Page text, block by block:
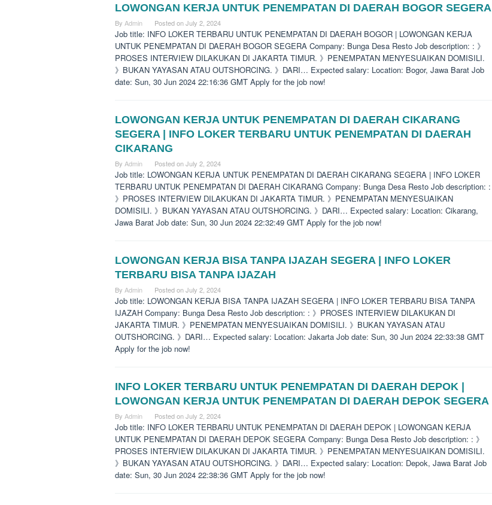
LOWONGAN KERJA UNTUK PENEMPATAN DI DAERAH BOGOR SEGERA
By Admin Posted onJuly 2, 2024
Job title: INFO LOKER TERBARU UNTUK PENEMPATAN DI DAERAH BOGOR | LOWONGAN KERJA
UNTUK PENEMPATAN DI DAERAH BOGOR SEGERA Company: Bunga Desa Resto Job description: : 》
PROSES INTERVIEW DILAKUKAN DI JAKARTA TIMUR. 》PENEMPATAN MENYESUAIKAN DOMISILI.
》BUKAN YAYASAN ATAU OUTSHORCING. 》DARI… Expected salary: Location: Bogor, Jawa Barat Job
date: Sun, 30 Jun 2024 22:16:36 GMT Apply for the job now!
LOWONGAN KERJA UNTUK PENEMPATAN DI DAERAH CIKARANG
SEGERA | INFO LOKER TERBARU UNTUK PENEMPATAN DI DAERAH
CIKARANG
By Admin Posted onJuly 2, 2024
Job title: LOWONGAN KERJA UNTUK PENEMPATAN DI DAERAH CIKARANG SEGERA | INFO LOKER
TERBARU UNTUK PENEMPATAN DI DAERAH CIKARANG Company: Bunga Desa Resto Job description: :
》PROSES INTERVIEW DILAKUKAN DI JAKARTA TIMUR. 》PENEMPATAN MENYESUAIKAN
DOMISILI. 》BUKAN YAYASAN ATAU OUTSHORCING. 》DARI… Expected salary: Location: Cikarang,
Jawa Barat Job date: Sun, 30 Jun 2024 22:32:49 GMT Apply for the job now!
LOWONGAN KERJA BISA TANPA IJAZAH SEGERA | INFO LOKER
TERBARU BISA TANPA IJAZAH
By Admin Posted onJuly 2, 2024
Job title: LOWONGAN KERJA BISA TANPA IJAZAH SEGERA | INFO LOKER TERBARU BISA TANPA
IJAZAH Company: Bunga Desa Resto Job description: : 》PROSES INTERVIEW DILAKUKAN DI
JAKARTA TIMUR. 》PENEMPATAN MENYESUAIKAN DOMISILI. 》BUKAN YAYASAN ATAU
OUTSHORCING. 》DARI… Expected salary: Location: Jakarta Job date: Sun, 30 Jun 2024 22:33:38 GMT
Apply for the job now!
INFO LOKER TERBARU UNTUK PENEMPATAN DI DAERAH DEPOK |
LOWONGAN KERJA UNTUK PENEMPATAN DI DAERAH DEPOK SEGERA
By Admin Posted onJuly 2, 2024
Job title: INFO LOKER TERBARU UNTUK PENEMPATAN DI DAERAH DEPOK | LOWONGAN KERJA
UNTUK PENEMPATAN DI DAERAH DEPOK SEGERA Company: Bunga Desa Resto Job description: : 》
PROSES INTERVIEW DILAKUKAN DI JAKARTA TIMUR. 》PENEMPATAN MENYESUAIKAN DOMISILI.
》BUKAN YAYASAN ATAU OUTSHORCING. 》DARI… Expected salary: Location: Depok, Jawa Barat Job
date: Sun, 30 Jun 2024 22:38:36 GMT Apply for the job now!